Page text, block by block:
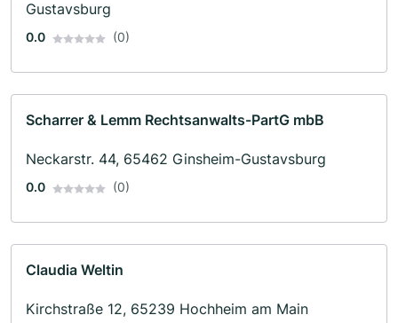
Gustavsburg
0.0 (0)
Scharrer & Lemm Rechtsanwalts-PartG mbB
Neckarstr. 44, 65462 Ginsheim-Gustavsburg
0.0 (0)
Claudia Weltin
Kirchstraße 12, 65239 Hochheim am Main